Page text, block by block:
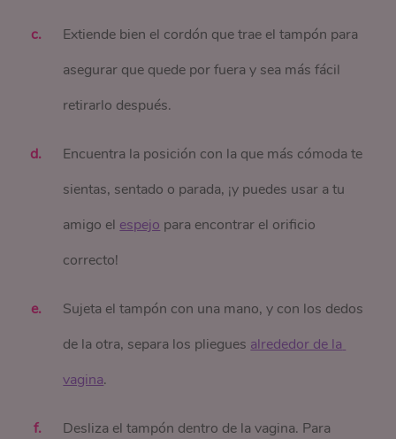
Extiende bien el cordón que trae el tampón para
asegurar que quede por fuera y sea más fácil
retirarlo después.
Encuentra la posición con la que más cómoda te
sientas, sentado o parada, ¡y puedes usar a tu
amigo el espejo para encontrar el orificio
correcto!
Sujeta el tampón con una mano, y con los dedos
de la otra, separa los pliegues alrededor de la
vagina.
Desliza el tampón dentro de la vagina. Para